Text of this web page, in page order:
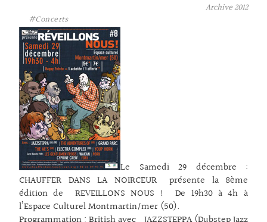
Archive2012
#Concerts
Le Samedi 29 décembre :
CHAUFFER DANS LA NOIRCEUR présente la 8ème
édition de REVEILLONS NOUS ! De 19h30 à 4h à
l’Espace Culturel Montmartin/mer (50).